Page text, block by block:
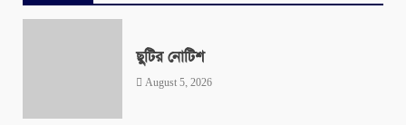
ছুটির নোটিশ
August 5, 2026